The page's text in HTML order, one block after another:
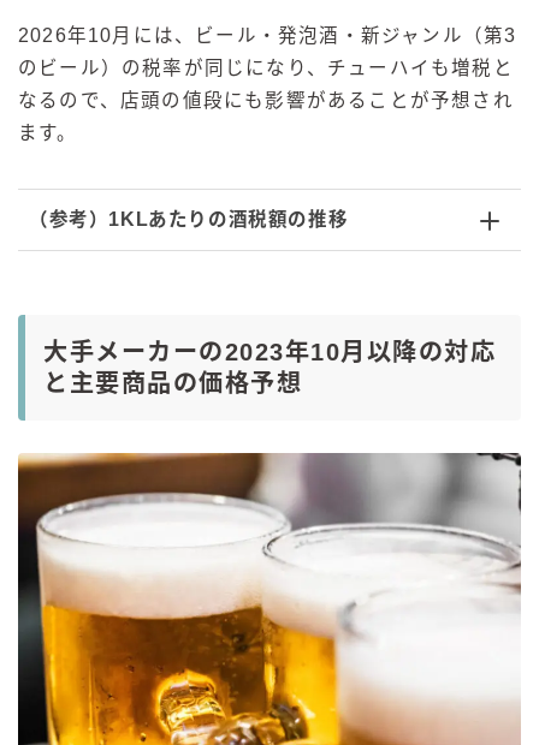
2026年10月には、ビール・発泡酒・新ジャンル（第3
のビール）の税率が同じになり、チューハイも増税と
なるので、店頭の値段にも影響があることが予想され
ます。
（参考）1KLあたりの酒税額の推移
大手メーカーの2023年10月以降の対応
と主要商品の価格予想